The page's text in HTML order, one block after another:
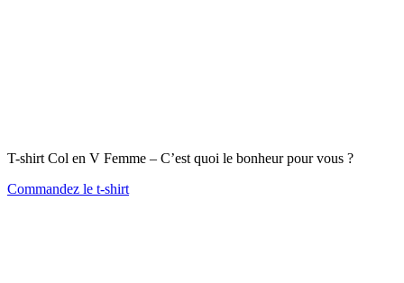
T-shirt Col en V Femme – C’est quoi le bonheur pour vous ?
Commandez le t-shirt